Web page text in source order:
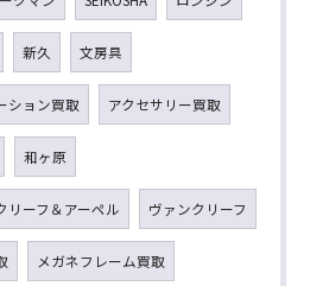
新久 文房具
ション買取 アクセサリー買取
和ヶ原
リーフ＆アーペル ヴァンクリーフ
メガネフレーム買取